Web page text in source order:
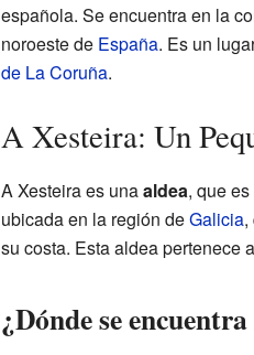
española. Se encuentra en la
noroeste de España. Es un
de La Coruña.
A Xesteira: Un
A Xesteira es unaaldea, que
ubicada en la región deGalicia,
su costa. Esta aldea pertenece
¿Dónde se